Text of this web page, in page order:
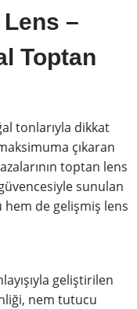
–
Toptan
tonlarıyla dikkat
çıkaran
toptan lens
sunulan
de gelişmiş lens
geliştirilen
nem tutucu